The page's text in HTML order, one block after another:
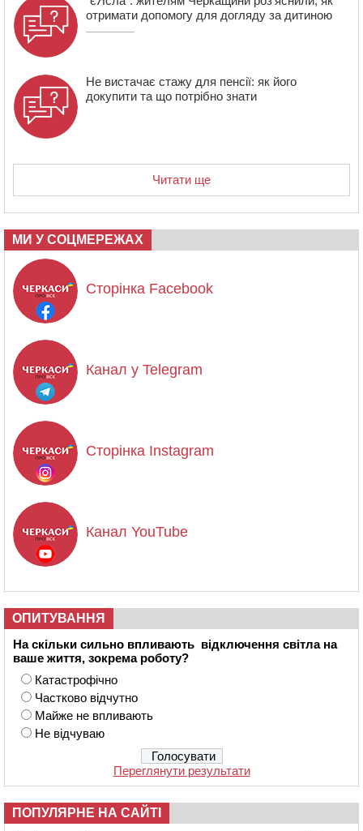
отримати допомогу для догляду за дитиною
Не вистачає стажу для пенсії: як його
докупити та що потрібно знати
Читати ще
МИ У СОЦМЕРЕЖАХ
Сторінка Facebook
Канал у Telegram
Сторінка Instagram
Канал YouTube
ОПИТУВАННЯ
На скільки сильно впливають відключення світла на
ваше життя, зокрема роботу?
Катастрофічно
Частково відчутно
Майже не впливають
Не відчуваю
Переглянути результати
ПОПУЛЯРНЕ НА САЙТІ